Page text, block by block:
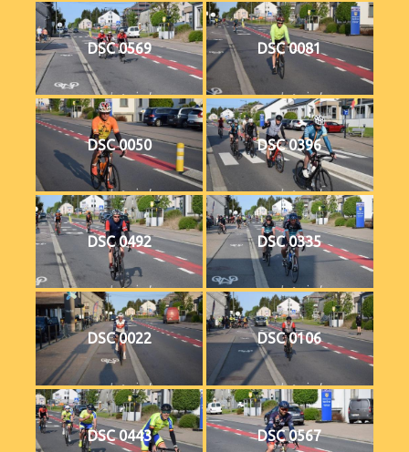
DSC 0569 DSC 0081
DSC 0050 DSC 0396
DSC 0492 DSC 0335
DSC 0022 DSC 0106
DSC 0443 DSC 0567